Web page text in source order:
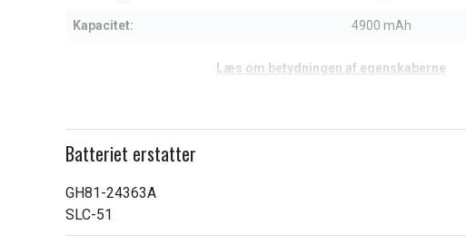
Kapacitet: 4900 mAh
Læs om betydningen af egenskaberne
Batteriet erstatter
GH81-24363A
SLC-51